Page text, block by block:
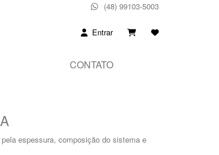
(48) 99103-5003
Entrar
CONTATO
espessura, composição do sistema e